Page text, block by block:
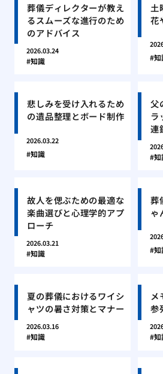
葬儀ディレクターが教え
るスムーズな進行のため
のアドバイス
2026.03.24
知識
土
花
知
悲しみを受け入れるため
の遺品整理とボード制作
2026.03.22
知識
父
ラ
連
知
故人を偲ぶための最適な
楽曲選びと心理学的アプ
ローチ
2026.03.21
知識
葬
ゃ
知
夏の葬儀におけるワイシ
ャツの暑さ対策とマナー
2026.03.16
知識
メ
参
知